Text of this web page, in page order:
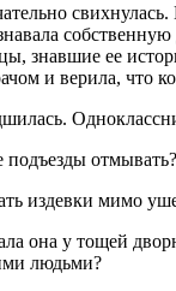
знавшие ее
и верила, что
отмывать?
издевки мимо
она у тощей
людьми?